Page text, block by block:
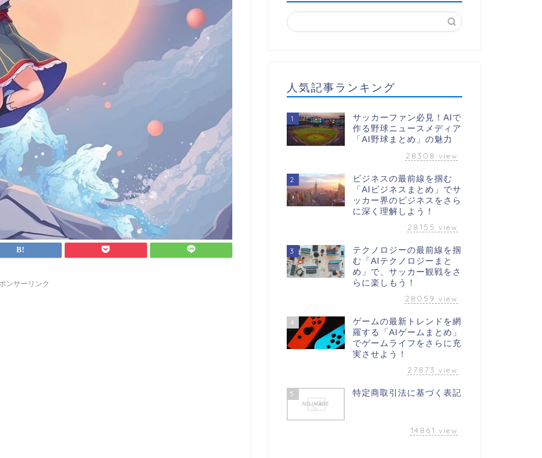
ンサーリンク
人気記事ランキング
1
サッカーファン必見！AIで
作る野球ニュースメディア
「AI野球まとめ」の魅力
28308 view
2
ビジネスの最前線を掴む
「AIビジネスまとめ」でサ
ッカー界のビジネスをさら
に深く理解しよう！
28155 view
3
テクノロジーの最前線を掴
む「AIテクノロジーまと
め」で、サッカー観戦をさ
らに楽しもう！
28059 view
4
ゲームの最新トレンドを網
羅する「AIゲームまとめ」
でゲームライフをさらに充
実させよう！
27873 view
5 特定商取引法に基づく表記
14861 view